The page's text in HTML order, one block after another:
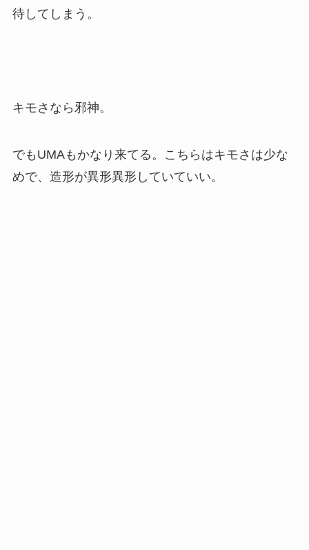
待してしまう。
キモさなら邪神。
でもUMAもかなり来てる。こちらはキモさは少な
めで、造形が異形異形していていい。